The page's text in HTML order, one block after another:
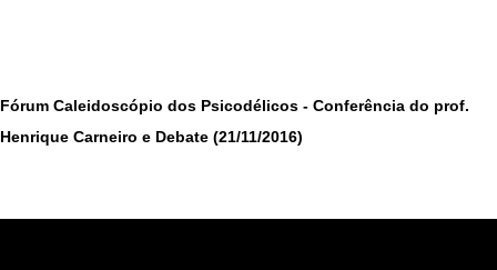
Fórum Caleidoscópio dos Psicodélicos - Conferência do prof.
Henrique Carneiro e Debate (21/11/2016)